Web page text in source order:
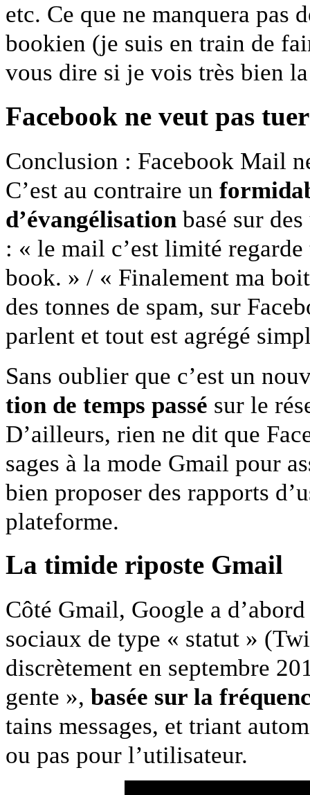
etc. Ce que ne man­quera
book­ien (je suis en train de
vous dire si je vois très bien
Face­book ne veut pas
Con­clu­sion : Face­book Mail
C’est au con­traire un
d’évangélisation basé sur
: « le mail c’est lim­ité
book. » / « Finale­ment ma
des tonnes de spam, sur
par­lent et tout est agrégé
Sans oublier que c’est un
tion de temps passé sur le
D’ailleurs, rien ne dit que
sages à la mode Gmail pour
bien pro­poser des rap­ports
plateforme.
La timide riposte Gmail
Côté Gmail, Google a
soci­aux de type « statut »
dis­crète­ment en sep­tem­bre
gente », basée sur la
tains mes­sages, et tri­ant
ou pas pour l’utilisateur.